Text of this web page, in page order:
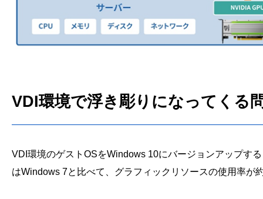
VDI環境で浮き彫りになってくる
VDI環境のゲストOSをWindows 10にバージョンアップす
はWindows 7と比べて、グラフィックリソースの使用率が